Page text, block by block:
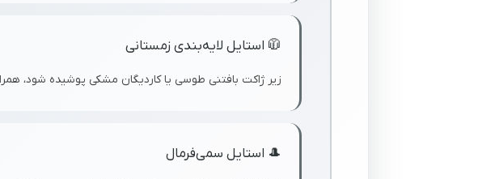
🧥 استایل لایه‌بندی زمستانی
زیر ژاکت بافتنی طوسی یا کاردیگان مشکی پوشیده شود،
🎩 استایل سمی‌فرمال